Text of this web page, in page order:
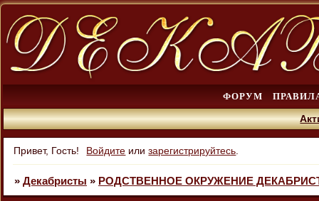
ФОРУМ
Привет, Гость! Войдите илизарегистрируйтесь
» Декабристы » РОДСТВЕННОЕ ОКРУЖЕНИЕ